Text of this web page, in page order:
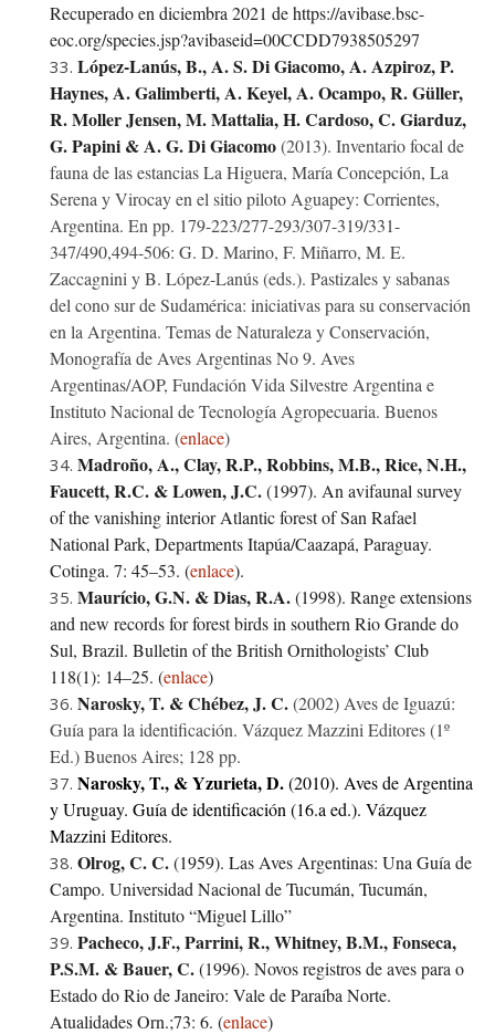
Recuperado en diciembra 2021 de https://avibase.bsc-
eoc.org/species.jsp?avibaseid=00CCDD7938505297
López-Lanús, B., A. S. Di Giacomo, A. Azpiroz, P.
Haynes, A. Galimberti, A. Keyel, A. Ocampo, R. Güller,
R. Moller Jensen, M. Mattalia, H. Cardoso, C. Giarduz,
G. Papini & A. G. Di Giacomo(2013). Inventario focal de
fauna de las estancias La Higuera, María Concepción, La
Serena y Virocay en el sitio piloto Aguapey: Corrientes,
Argentina. En pp. 179-223/277-293/307-319/331-
347/490,494-506: G. D. Marino, F. Miñarro, M. E.
Zaccagnini y B. López-Lanús (eds.). Pastizales y sabanas
del cono sur de Sudamérica: iniciativas para su conservación
en la Argentina. Temas de Naturaleza y Conservación,
Monografía de Aves Argentinas No 9. Aves
Argentinas/AOP, Fundación Vida Silvestre Argentina e
Instituto Nacional de Tecnología Agropecuaria. Buenos
Aires, Argentina. (enlace)
Madroño, A., Clay, R.P., Robbins, M.B., Rice, N.H.,
Faucett, R.C. &Lowen, J.C.(1997). An avifaunal survey
of the vanishing interior Atlantic forest of San Rafael
National Park, Departments Itapúa/Caazapá, Paraguay.
Cotinga. 7: 45–53. (enlace).
Maurício, G.N. &Dias, R.A.(1998). Range extensions
and new records for forest birds in southern Rio Grande do
Sul, Brazil. Bulletin of the British Ornithologists’ Club
118(1): 14–25. (enlace)
Narosky, T. & Chébez, J. C.(2002) Aves de Iguazú:
Guía para la identificación. Vázquez Mazzini Editores (1º
Ed.) Buenos Aires; 128 pp.
Narosky, T., & Yzurieta, D.(2010). Aves de Argentina
y Uruguay. Guía de identificación (16.a ed.). Vázquez
Mazzini Editores.
Olrog, C. C.(1959). Las Aves Argentinas: Una Guía de
Campo. Universidad Nacional de Tucumán, Tucumán,
Argentina. Instituto “Miguel Lillo”
Pacheco, J.F., Parrini, R., Whitney, B.M., Fonseca,
P.S.M. &Bauer, C.(1996). Novos registros de aves para o
Estado do Rio de Janeiro: Vale de Paraíba Norte.
Atualidades Orn.;73: 6. (enlace)